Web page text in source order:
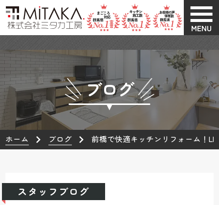
MENU
ブログ
ホーム ブログ 前橋で快適キッチンリフォーム！
スタッフブログ